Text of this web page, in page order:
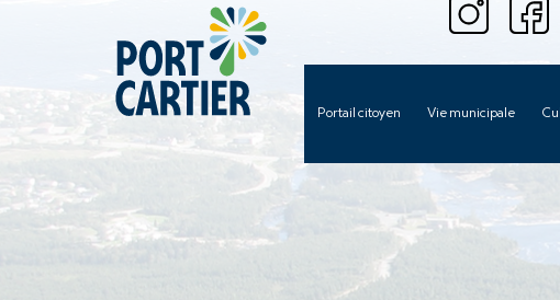
Portail citoyen Vie municipale